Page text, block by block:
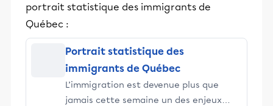
de ce que la nature a de meilleur à vous
offrir été comme hiver et soyez ici chez
vous!
portrait statistique des immigrants de
Québec :
Portrait statistique des
immigrants de Québec
L’immigration est devenue plus que
jamais cette semaine un des enjeux